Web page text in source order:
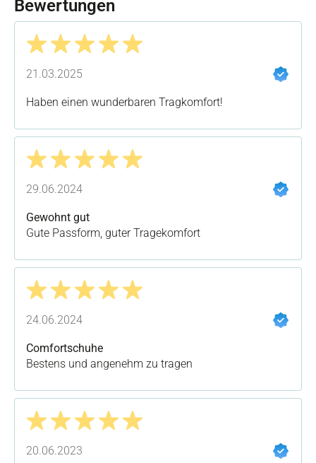
Bewertungen
21.03.2025
Haben einen wunderbaren Tragkomfort!
29.06.2024
Gewohnt gut
Gute Passform, guter Tragekomfort
24.06.2024
Comfortschuhe
Bestens und angenehm zu tragen
20.06.2023